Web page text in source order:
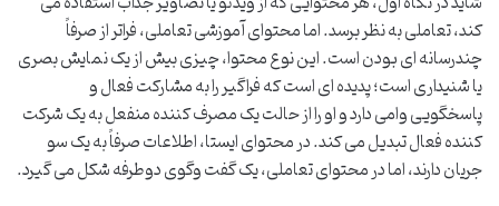
کند، تعاملی به نظر برسد. اما محتوای آموزشی تعاملی، فراتر از صرفاً
چندرسانه ای بودن است. این نوع محتوا، چیزی بیش از یک نمایش بصری
یا شنیداری است؛ پدیده ای است که فراگیر را به مشارکت فعال و
پاسخگویی وامی دارد و او را از حالت یک مصرف کننده منفعل به یک شرکت
کننده فعال تبدیل می کند. در محتوای ایستا، اطلاعات صرفاً به یک سو
جریان دارند، اما در محتوای تعاملی، یک گفت وگوی دوطرفه شکل می گیرد.